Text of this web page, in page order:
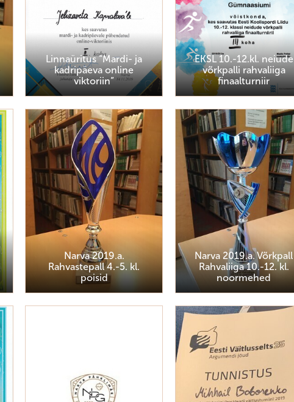
Linnaüritus “Mardi- ja
kadripäeva online
viktoriin”
EKSL 10.-12.kl. neiude
võrkpalli rahvaliiga
finaalturniir
Narva 2019.a.
Rahvastepall 4.-5. kl.
poisid
Narva 2019.a. Võrkpall
Rahvaliiga 10.-12. kl.
noormehed